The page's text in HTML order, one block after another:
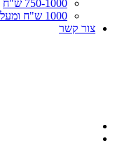
750-1000 ש"ח
1000 ש"ח ומעלה
צור קשר